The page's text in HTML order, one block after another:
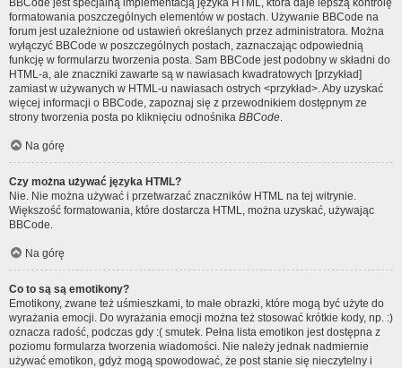
BBCode jest specjalną implementacją języka HTML, która daje lepszą kontrolę
formatowania poszczególnych elementów w postach. Używanie BBCode na
forum jest uzależnione od ustawień określanych przez administratora. Można
wyłączyć BBCode w poszczególnych postach, zaznaczając odpowiednią
funkcję w formularzu tworzenia posta. Sam BBCode jest podobny w składni do
HTML-a, ale znaczniki zawarte są w nawiasach kwadratowych [przykład]
zamiast w używanych w HTML-u nawiasach ostrych <przykład>. Aby uzyskać
więcej informacji o BBCode, zapoznaj się z przewodnikiem dostępnym ze
strony tworzenia posta po kliknięciu odnośnika BBCode.
Na górę
Czy można używać języka HTML?
Nie. Nie można używać i przetwarzać znaczników HTML na tej witrynie.
Większość formatowania, które dostarcza HTML, można uzyskać, używając
BBCode.
Na górę
Co to są są emotikony?
Emotikony, zwane też uśmieszkami, to małe obrazki, które mogą być użyte do
wyrażania emocji. Do wyrażania emocji można też stosować krótkie kody, np. :)
oznacza radość, podczas gdy :( smutek. Pełna lista emotikon jest dostępna z
poziomu formularza tworzenia wiadomości. Nie należy jednak nadmiernie
używać emotikon, gdyż mogą spowodować, że post stanie się nieczytelny i